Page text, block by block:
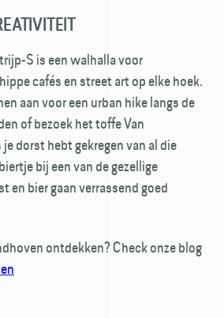
S is een walhalla voor
cafés en street art op elke hoek.
aan voor een urban hike langs de
of bezoek het toffe Van
dorst hebt gekregen van al die
bij een van de gezellige
en bier gaan verrassend goed
ontdekken? Check onze blog